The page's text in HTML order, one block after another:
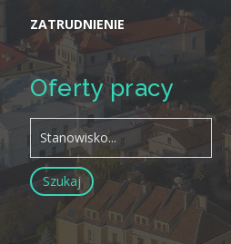
ZATRUDNIENIE
Oferty pracy